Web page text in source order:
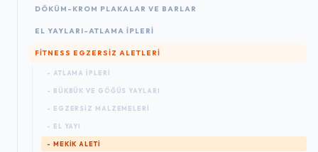
DÖKÜM-KROM PLAKALAR VE BARLAR
EL YAYLARI-ATLAMA IPLERI
FITNESS EGZERSIZ ALETLERI
- ATLAMA IPLERI
- BÜKBÜK VE GÖĞÜS YAYLARI
- EGZERSIZ MALZEMELERI
- EL YAYI
- MEKIK ALETI